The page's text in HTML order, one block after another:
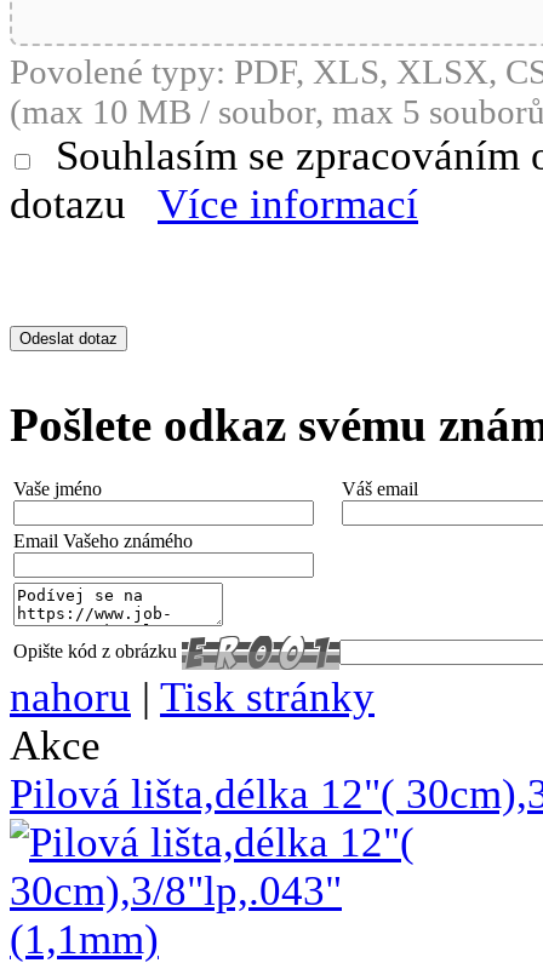
Povolené typy: PDF, XLS, XLSX,
(max 10 MB / soubor, max 5
Souhlasím se
dotazu
Více informací
Pošlete odkaz svému
Vaše jméno Váš email
Email Vašeho známého
Opište kód z obrázku
nahoru | Tisk stránky
Akce
Pilová lišta,délka 12"(